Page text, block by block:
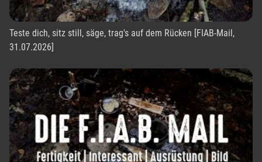
Teste dich, sitz still, säge, trag's auf dem Rücken [FIAB-Mail,
31.07.2026]